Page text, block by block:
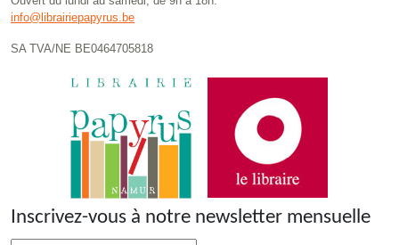
info@librairiepapyrus.be
SA TVA/NE BE0464705818
Inscrivez-vous à notre newsletter mensuelle